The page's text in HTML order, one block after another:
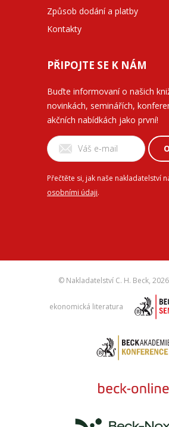
Způsob dodání a platby
Kontakty
PŘIPOJTE SE K NÁM
Buďte informovaní o našich
novinkách, seminářích,
akčních nabídkách jako první!
Přečtěte si, jak naše nakladatelství
osobními údaji.
© Nakladatelství C. H. Beck,
ekonomická literatura